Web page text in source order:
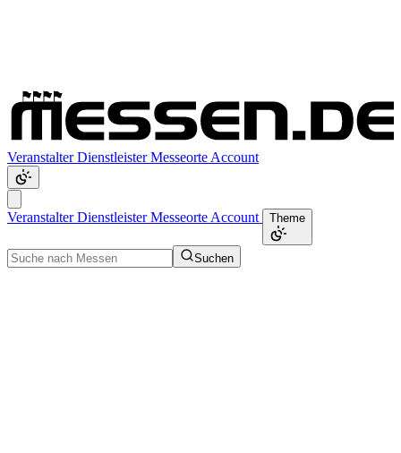
VeranstalterDienstleisterMesseorte Account
VeranstalterDienstleisterMesseorte Account Theme
Suchen